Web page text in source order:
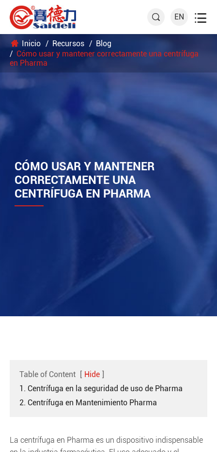
 EN 
Inicio Recursos
Blog
Cómo usar y mantener correctamente una centrífuga
en Pharma
CÓMO USAR Y MANTENER
CORRECTAMENTE UNA
CENTRÍFUGA EN PHARMA
Table of Content [ Hide ]
1. Centrífuga en la seguridad de uso de Pharma
2. Centrífuga en Mantenimiento Pharma
La centrífuga en Pharma es un dispositivo indispensable